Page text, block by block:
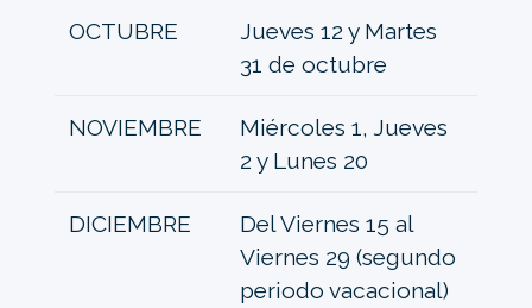
OCTUBRE
Jueves 12 y Martes
31 de octubre
NOVIEMBRE
Miércoles 1, Jueves
2 y Lunes 20
DICIEMBRE
Del Viernes 15 al
Viernes 29 (segundo
periodo vacacional)